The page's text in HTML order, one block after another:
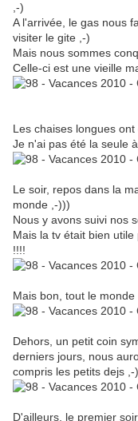
,-)
A l'arrivée, le gas nous
visiter le gite ,-)
Mais nous sommes
Celle-ci est une vieille
Les chaises longues
Je n'ai pas été la seule
Le soir, repos dans la
monde ,-)))
Nous y avons suivi nos
Mais la tv était bien
!!!!
Mais bon, tout le
Dehors, un petit coin
derniers jours, nous
compris les petits dejs ,-
D'ailleurs, le premier